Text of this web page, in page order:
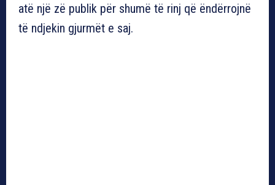
atë një zë publik për shumë të rinj që ëndërrojnë
të ndjekin gjurmët e saj.